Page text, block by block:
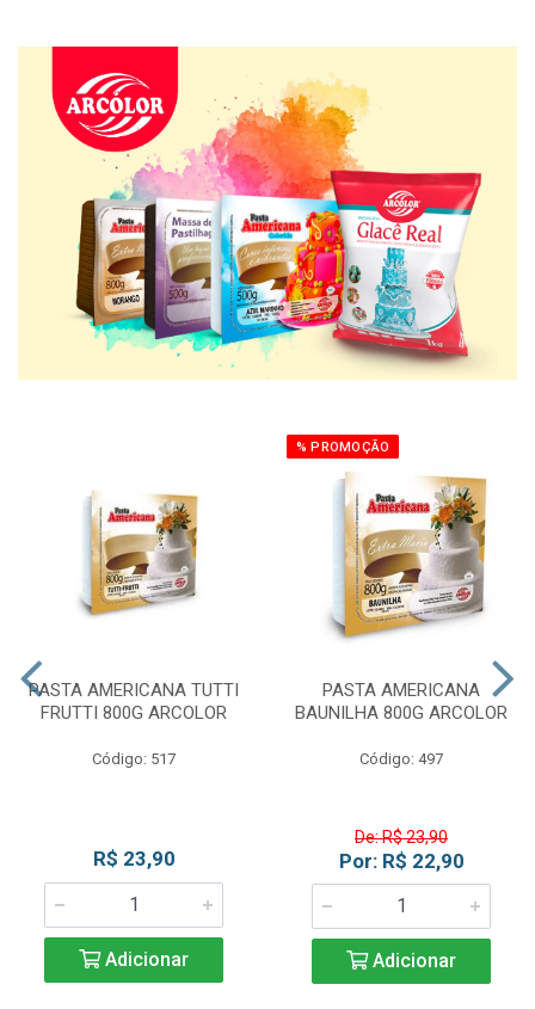
PASTA AMERICANA TUTTI
FRUTTI 800G ARCOLOR
Código: 517
R$ 23,90
Adicionar
% PROMOÇÃO
PASTA AMERICANA
BAUNILHA 800G ARCOLOR
Código: 497
De: R$ 23,90
Por: R$ 22,90
Adicionar